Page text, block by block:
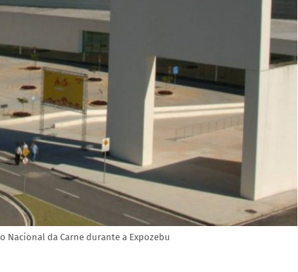
Nacional da Carne durante a Expozebu